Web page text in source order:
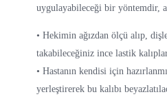
uygulayabileceği bir yöntemdir,
• Hekimin ağızdan ölçü alıp,
takabileceğiniz ince lastik
• Hastanın kendisi için
yerleştirerek bu kalıbı